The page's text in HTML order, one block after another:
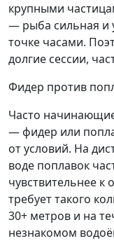
крупными
— рыба сильная и
точке часами.
долгие сессии,
Фидер против
Часто
— фидер или
от условий. На
воде поплавок
чувствительнее
требует такого
30+ метров и на
незнакомом